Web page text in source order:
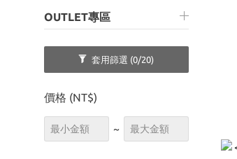
OUTLET專區
套用篩選 (0/20)
價格 (NT$)
~